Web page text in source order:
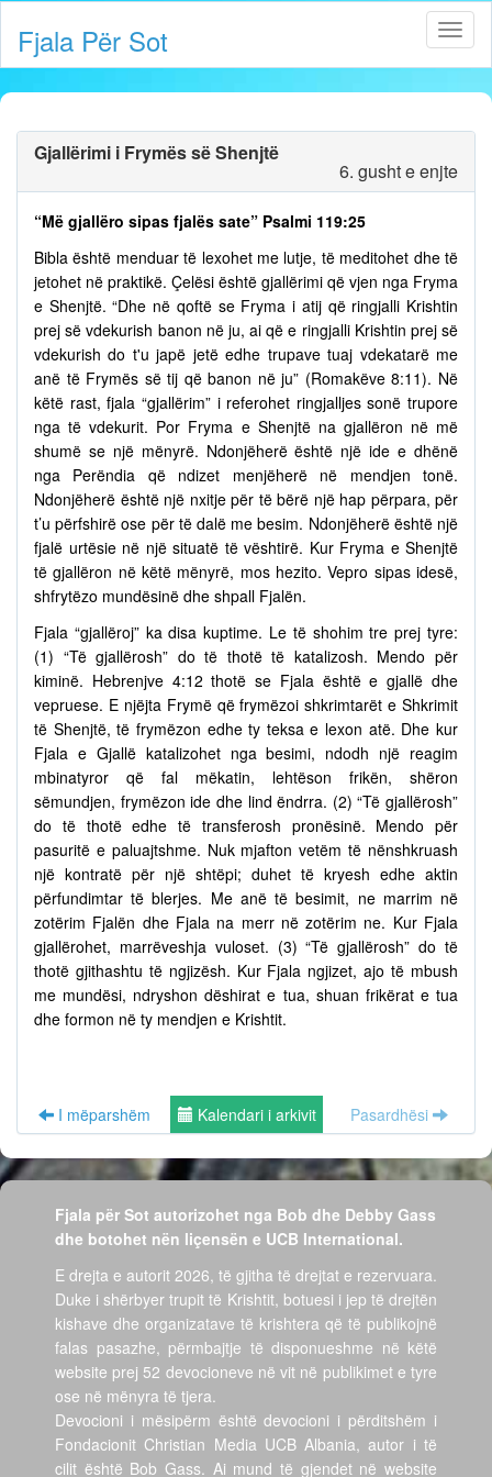
Fjala Për Sot
Gjallërimi i Frymës së Shenjtë
6. gusht e enjte
“Më gjallëro sipas fjalës sate” Psalmi 119:25
Bibla është menduar të lexohet me lutje, të meditohet dhe të
jetohet në praktikë. Çelësi është gjallërimi që vjen nga Fryma
e Shenjtë. “Dhe në qoftë se Fryma i atij që ringjalli Krishtin
prej së vdekurish banon në ju, ai që e ringjalli Krishtin prej së
vdekurish do t'u japë jetë edhe trupave tuaj vdekatarë me
anë të Frymës së tij që banon në ju” (Romakëve 8:11). Në
këtë rast, fjala “gjallërim” i referohet ringjalljes sonë trupore
nga të vdekurit. Por Fryma e Shenjtë na gjallëron në më
shumë se një mënyrë. Ndonjëherë është një ide e dhënë
nga Perëndia që ndizet menjëherë në mendjen tonë.
Ndonjëherë është një nxitje për të bërë një hap përpara, për
t’u përfshirë ose për të dalë me besim. Ndonjëherë është një
fjalë urtësie në një situatë të vështirë. Kur Fryma e Shenjtë
të gjallëron në këtë mënyrë, mos hezito. Vepro sipas idesë,
shfrytëzo mundësinë dhe shpall Fjalën.
Fjala “gjallëroj” ka disa kuptime. Le të shohim tre prej tyre:
(1) “Të gjallërosh” do të thotë të katalizosh. Mendo për
kiminë. Hebrenjve 4:12 thotë se Fjala është e gjallë dhe
vepruese. E njëjta Frymë që frymëzoi shkrimtarët e Shkrimit
të Shenjtë, të frymëzon edhe ty teksa e lexon atë. Dhe kur
Fjala e Gjallë katalizohet nga besimi, ndodh një reagim
mbinatyror që fal mëkatin, lehtëson frikën, shëron
sëmundjen, frymëzon ide dhe lind ëndrra. (2) “Të gjallërosh”
do të thotë edhe të transferosh pronësinë. Mendo për
pasuritë e paluajtshme. Nuk mjafton vetëm të nënshkruash
një kontratë për një shtëpi; duhet të kryesh edhe aktin
përfundimtar të blerjes. Me anë të besimit, ne marrim në
zotërim Fjalën dhe Fjala na merr në zotërim ne. Kur Fjala
gjallërohet, marrëveshja vuloset. (3) “Të gjallërosh” do të
thotë gjithashtu të ngjizësh. Kur Fjala ngjizet, ajo të mbush
me mundësi, ndryshon dëshirat e tua, shuan frikërat e tua
dhe formon në ty mendjen e Krishtit.
I mëparshëm Kalendari i arkivit Pasardhësi
Fjala për Sot autorizohet nga Bob dhe Debby Gass
dhe botohet nën liçensën e UCB International.
E drejta e autorit 2026, të gjitha të drejtat e rezervuara.
Duke i shërbyer trupit të Krishtit, botuesi i jep të drejtën
kishave dhe organizatave të krishtera që të publikojnë
falas pasazhe, përmbajtje të disponueshme në këtë
website prej 52 devocioneve në vit në publikimet e tyre
ose në mënyra të tjera.
Devocioni i mësipërm është devocioni i përditshëm i
Fondacionit Christian Media UCB Albania, autor i të
cilit është Bob Gass. Ai mund të gjendet në website